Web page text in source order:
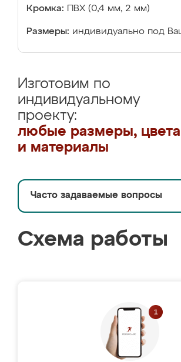
Кромка: ПВХ (0,4 мм, 2 мм)
Размеры: индивидуально под
Изготовим по
индивидуальному
проекту:
любые размеры, цвета
и материалы
Часто задаваемые вопросы
Схема работы